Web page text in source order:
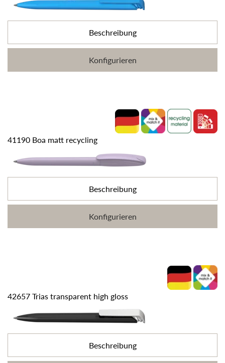
Beschreibung
Konfigurieren
41190 Boa matt recycling
Beschreibung
Konfigurieren
42657 Trias transparent high gloss
Beschreibung